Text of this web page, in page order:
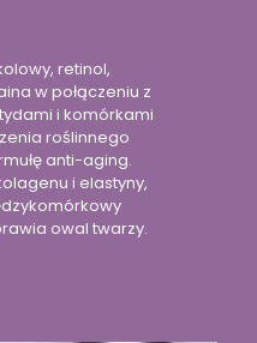
retinol,
w połączeniu z
i komórkami
roślinnego
anti-aging.
i elastyny,
owal twarzy.